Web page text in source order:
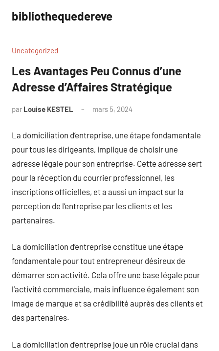
contenu
bibliothequedereve
Uncategorized
Les Avantages Peu Connus d’une
Adresse d’Affaires Stratégique
par Louise KESTEL mars 5, 2024
La domiciliation d’entreprise, une étape fondamentale
pour tous les dirigeants, implique de choisir une
adresse légale pour son entreprise. Cette adresse sert
pour la réception du courrier professionnel, les
inscriptions officielles, et a aussi un impact sur la
perception de l’entreprise par les clients et les
partenaires.
La domiciliation d’entreprise constitue une étape
fondamentale pour tout entrepreneur désireux de
démarrer son activité. Cela offre une base légale pour
l’activité commerciale, mais influence également son
image de marque et sa crédibilité auprès des clients et
des partenaires.
La domiciliation d’entreprise joue un rôle crucial dans